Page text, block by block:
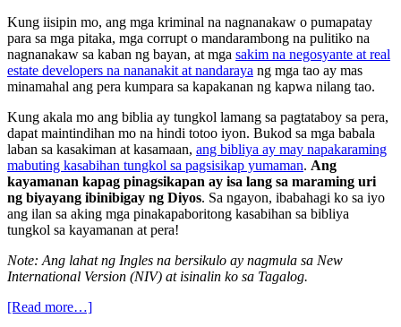
Kung iisipin mo, ang mga kriminal na nagnanakaw o pumapatay
para sa mga pitaka, mga corrupt o mandarambong na pulitiko na
nagnanakaw sa kaban ng bayan, at mga sakim na negosyante at real
estate developers na nananakit at nandaraya ng mga tao ay mas
minamahal ang pera kumpara sa kapakanan ng kapwa nilang tao.
Kung akala mo ang biblia ay tungkol lamang sa pagtataboy sa pera,
dapat maintindihan mo na hindi totoo iyon. Bukod sa mga babala
laban sa kasakiman at kasamaan, ang bibliya ay may napakaraming
mabuting kasabihan tungkol sa pagsisikap yumaman. Ang
kayamanan kapag pinagsikapan ay isa lang sa maraming uri
ng biyayang ibinibigay ng Diyos. Sa ngayon, ibabahagi ko sa iyo
ang ilan sa aking mga pinakapaboritong kasabihan sa bibliya
tungkol sa kayamanan at pera!
Note: Ang lahat ng Ingles na bersikulo ay nagmula sa New
International Version (NIV) at isinalin ko sa Tagalog.
[Read more…]